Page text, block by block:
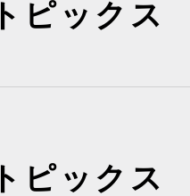
トピックス
トピックス